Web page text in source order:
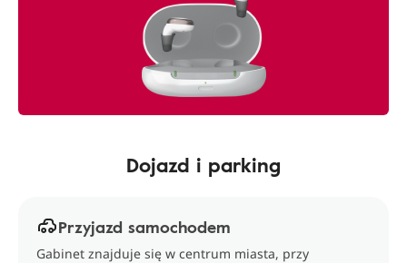
Dojazd i parking
Przyjazd samochodem
Gabinet znajduje się w centrum miasta, przy